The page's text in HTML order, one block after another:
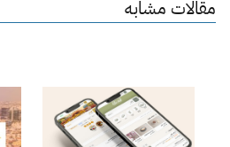
مقالات مشابه